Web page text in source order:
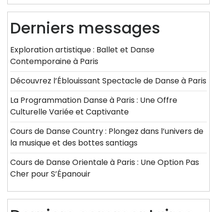
Derniers messages
Exploration artistique : Ballet et Danse
Contemporaine à Paris
Découvrez l’Éblouissant Spectacle de Danse à Paris
La Programmation Danse à Paris : Une Offre
Culturelle Variée et Captivante
Cours de Danse Country : Plongez dans l’univers de
la musique et des bottes santiags
Cours de Danse Orientale à Paris : Une Option Pas
Cher pour S’Épanouir